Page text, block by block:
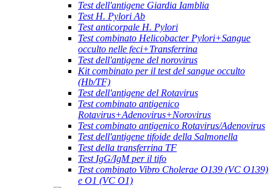
Test dell'antigene Giardia Iamblia
Test H. Pylori Ab
Test anticorpale H. Pylori
Test combinato Helicobacter Pylori+Sangue
occulto nelle feci+Transferrina
Test dell'antigene del norovirus
Kit combinato per il test del sangue occulto
(Hb/TF)
Test dell'antigene del Rotavirus
Test combinato antigenico
Rotavirus+Adenovirus+Norovirus
Test combinato antigenico Rotavirus/Adenovirus
Test dell'antigene tifoide della Salmonella
Test della transferrina TF
Test IgG/IgM per il tifo
Test combinato Vibro Cholerae O139 (VC O139)
e O1 (VC O1)